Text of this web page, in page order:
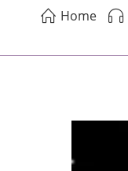
Home